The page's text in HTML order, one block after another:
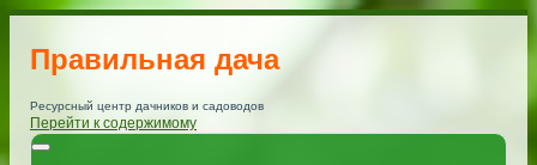
Правильная дача
Ресурсный центр дачников и садоводов
Перейти к содержимому